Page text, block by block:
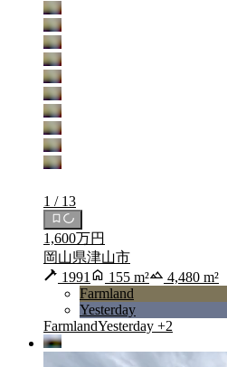
1 / 13
1,600万円
岡山県津山市
1991
155 m²
4,480 m²
Farmland
Yesterday
FarmlandYesterday +2